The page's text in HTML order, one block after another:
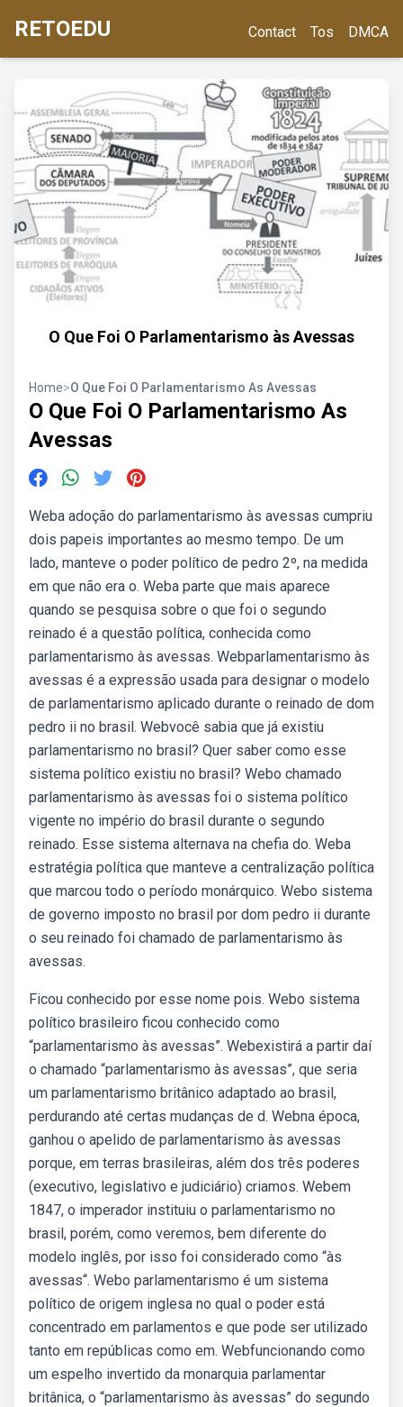
RETOEDU Contact Tos DMCA
O Que Foi O Parlamentarismo às Avessas
Home>O Que Foi O Parlamentarismo As Avessas
O Que Foi O Parlamentarismo As
Avessas
Weba adoção do parlamentarismo às avessas cumpriu
dois papeis importantes ao mesmo tempo. De um
lado, manteve o poder político de pedro 2º, na medida
em que não era o. Weba parte que mais aparece
quando se pesquisa sobre o que foi o segundo
reinado é a questão política, conhecida como
parlamentarismo às avessas. Webparlamentarismo às
avessas é a expressão usada para designar o modelo
de parlamentarismo aplicado durante o reinado de dom
pedro ii no brasil. Webvocê sabia que já existiu
parlamentarismo no brasil? Quer saber como esse
sistema político existiu no brasil? Webo chamado
parlamentarismo às avessas foi o sistema político
vigente no império do brasil durante o segundo
reinado. Esse sistema alternava na chefia do. Weba
estratégia política que manteve a centralização política
que marcou todo o período monárquico. Webo sistema
de governo imposto no brasil por dom pedro ii durante
o seu reinado foi chamado de parlamentarismo às
avessas.
Ficou conhecido por esse nome pois. Webo sistema
político brasileiro ficou conhecido como
“parlamentarismo às avessas”. Webexistirá a partir daí
o cha­mado “parlamentarismo às avessas”, que seria
um parlamentarismo britânico adaptado ao brasil,
perdurando até certas mudanças de d. Webna época,
ganhou o apelido de parlamentarismo às avessas
porque, em terras brasileiras, além dos três poderes
(executivo, legislativo e judiciário) criamos. Webem
1847, o imperador instituiu o parlamentarismo no
brasil, porém, como veremos, bem diferente do
modelo inglês, por isso foi considerado como “às
avessas“. Webo parlamentarismo é um sistema
político de origem inglesa no qual o poder está
concentrado em parlamentos e que pode ser utilizado
tanto em repúblicas como em. Webfuncionando como
um espelho invertido da monarquia parlamentar
britânica, o “parlamentarismo às avessas” do segundo